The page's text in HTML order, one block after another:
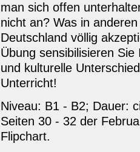
man sich offen
nicht an? Was in
Deutschland völlig
Übung sensibilisieren
und kulturelle
Unterricht!
Niveau: B1 - B2; Dauer:
Seiten 30 - 32 der
Flipchart.